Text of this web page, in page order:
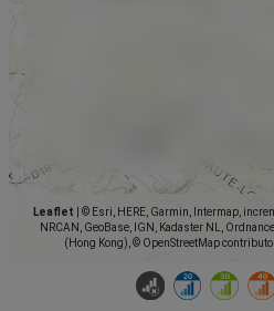
Leaflet
© Esri, HERE, Garmin, Intermap,
NRCAN, GeoBase, IGN, Kadaster NL,
(Hong Kong), © OpenStreetMap